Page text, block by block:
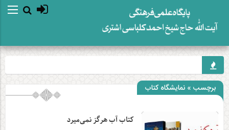
برچسب » نمایشگاه کتاب
کتاب آب هرگز نمی‌میرد